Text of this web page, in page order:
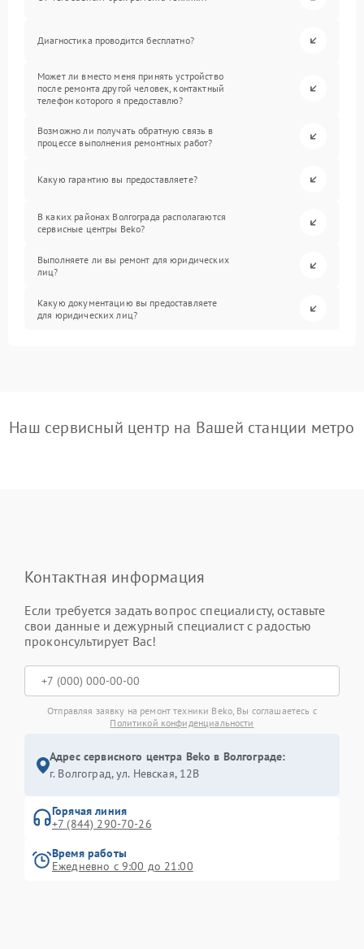
Диагностика проводится бесплатно?
Может ли вместо меня принять устройство
после ремонта другой человек, контактный
телефон которого я предоставлю?
Возможно ли получать обратную связь в
процессе выполнения ремонтных работ?
Какую гарантию вы предоставляете?
В каких районах Волгограда располагаются
сервисные центры Beko?
Выполняете ли вы ремонт для юридических
лиц?
Какую документацию вы предоставляете
для юридических лиц?
Наш сервисный центр на Вашей станции метро
Контактная информация
Если требуется задать вопрос специалисту, оставьте
свои данные и дежурный специалист с радостью
проконсультирует Вас!
Отправляя заявку на ремонт техники Beko, Вы соглашаетесь с
Политикой конфиденциальности
Адрес сервисного центра Beko в Волгограде:
г. Волгоград, ул. Невская, 12В
Горячая линия
+7 (844) 290-70-26
Время работы
Ежедневно с 9:00 до 21:00